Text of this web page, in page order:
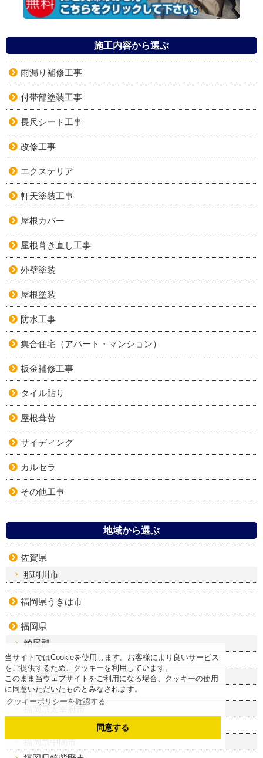
当サイトではCookieを使用します。お客様により良いサービス
をご提供するため、クッキーを利用しています。
このまま当ウェブサイトをご利用になる場合、クッキーの使用
に同意いただいたものとみなされます。
クッキーポリシーを確認する
同意する
施工内容から選ぶ
雨漏り補修工事
付帯部塗装工事
長尺シート工事
改修工事
エクステリア
軒天塗装工事
屋根カバー
屋根葺き直し工事
外壁塗装
屋根塗装
防水工事
集合住宅（アパート・マンション）
板金補修工事
タイル貼り
屋根葺替
サイディング
カルセラ
その他工事
地域から選ぶ
佐賀県
那珂川市
福岡県うきは市
福岡県
粕屋郡
小郡市
福岡市博多区
福岡県春日市
福岡県太宰府市
福岡県中間市